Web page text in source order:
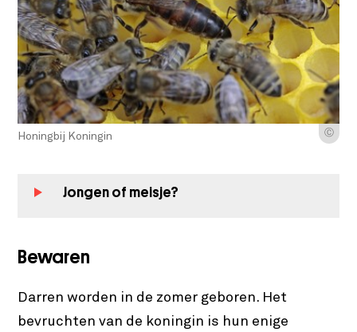
Ⓒ
Honingbij Koningin
Jongen of meisje?
Bewaren
Darren worden in de zomer geboren. Het
bevruchten van de koningin is hun enige